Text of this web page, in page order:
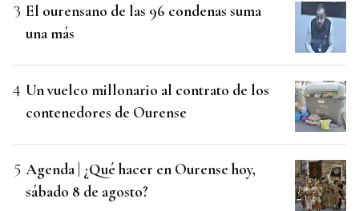
El ourensano de las 96 condenas suma
una más
Un vuelco millonario al contrato de los
contenedores de Ourense
Agenda | ¿Qué hacer en Ourense hoy,
sábado 8 de agosto?